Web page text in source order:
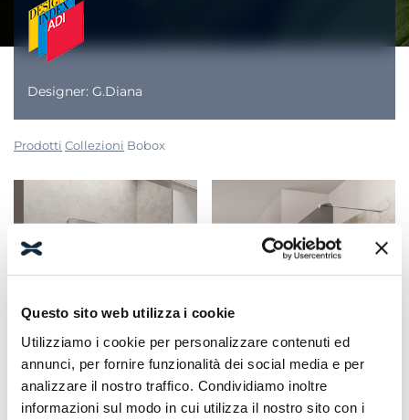
Questo sito web utilizza i cookie
Utilizziamo i cookie per personalizzare contenuti ed
annunci, per fornire funzionalità dei social media e per
analizzare il nostro traffico. Condividiamo inoltre
informazioni sul modo in cui utilizza il nostro sito con i
Designer: G.Diana
Prodotti Collezioni Bobox